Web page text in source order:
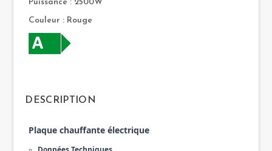
Puissance : 2500W
Couleur : Rouge
DESCRIPTION
Plaque chauffante électrique